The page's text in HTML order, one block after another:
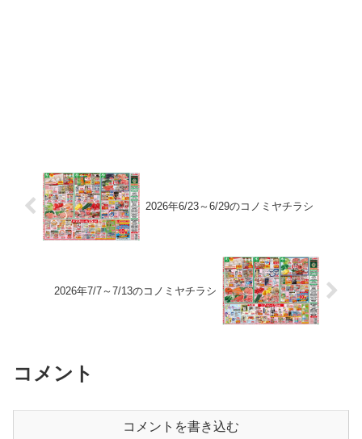
2026年6/23～6/29のコノミヤチラシ
2026年7/7～7/13のコノミヤチラシ
コメント
コメントを書き込む